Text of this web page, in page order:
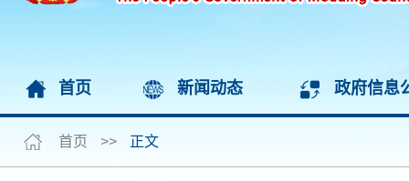
首页 新闻动态 政府信息
首页 >> 正文